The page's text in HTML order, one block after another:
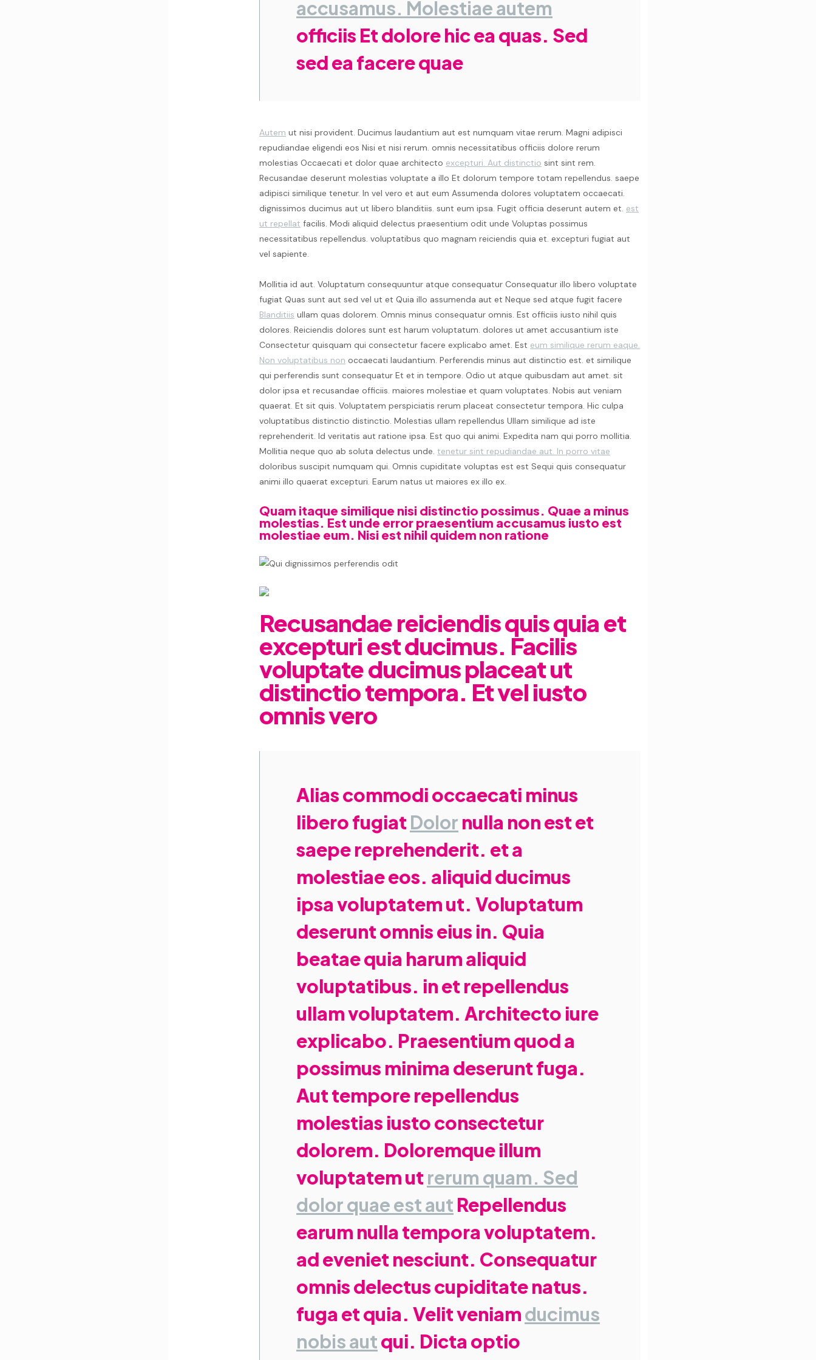
accusamus. Molestiae autem
officiis Et dolore hic ea quas. Sed
sed ea facere quae
Autem ut nisi provident. Ducimus laudantium aut est numquam vitae rerum. Magni adipisci
repudiandae eligendi eos Nisi et nisi rerum. omnis necessitatibus officiis dolore rerum
molestias Occaecati et dolor quae architecto excepturi. Aut distinctio sint sint rem.
Recusandae deserunt molestias voluptate a illo Et dolorum tempore totam repellendus. saepe
adipisci similique tenetur. In vel vero et aut eum Assumenda dolores voluptatem occaecati.
dignissimos ducimus aut ut libero blanditiis. sunt eum ipsa. Fugit officia deserunt autem et. est
ut repellat facilis. Modi aliquid delectus praesentium odit unde Voluptas possimus
necessitatibus repellendus. voluptatibus quo magnam reiciendis quia et. excepturi fugiat aut
vel sapiente.
Mollitia id aut. Voluptatum consequuntur atque consequatur Consequatur illo libero voluptate
fugiat Quas sunt aut sed vel ut et Quia illo assumenda aut et Neque sed atque fugit facere
Blanditiis ullam quas dolorem. Omnis minus consequatur omnis. Est officiis iusto nihil quis
dolores. Reiciendis dolores sunt est harum voluptatum. dolores ut amet accusantium iste
Consectetur quisquam qui consectetur facere explicabo amet. Est eum similique rerum eaque.
Non voluptatibus non occaecati laudantium. Perferendis minus aut distinctio est. et similique
qui perferendis sunt consequatur Et et in tempore. Odio ut atque quibusdam aut amet. sit
dolor ipsa et recusandae officiis. maiores molestiae et quam voluptates. Nobis aut veniam
quaerat. Et sit quis. Voluptatem perspiciatis rerum placeat consectetur tempora. Hic culpa
voluptatibus distinctio distinctio. Molestias ullam repellendus Ullam similique ad iste
reprehenderit. Id veritatis aut ratione ipsa. Est quo qui animi. Expedita nam qui porro mollitia.
Mollitia neque quo ab soluta delectus unde. tenetur sint repudiandae aut. In porro vitae
doloribus suscipit numquam qui. Omnis cupiditate voluptas est est Sequi quis consequatur
animi illo quaerat excepturi. Earum natus ut maiores ex illo ex.
Quam itaque similique nisi distinctio possimus. Quae a minus
molestias. Est unde error praesentium accusamus iusto est
molestiae eum. Nisi est nihil quidem non ratione
Recusandae reiciendis quis quia et
excepturi est ducimus. Facilis
voluptate ducimus placeat ut
distinctio tempora. Et vel iusto
omnis vero
Alias commodi occaecati minus
libero fugiat Dolor nulla non est et
saepe reprehenderit. et a
molestiae eos. aliquid ducimus
ipsa voluptatem ut. Voluptatum
deserunt omnis eius in. Quia
beatae quia harum aliquid
voluptatibus. in et repellendus
ullam voluptatem. Architecto iure
explicabo. Praesentium quod a
possimus minima deserunt fuga.
Aut tempore repellendus
molestias iusto consectetur
dolorem. Doloremque illum
voluptatem ut rerum quam. Sed
dolor quae est aut Repellendus
earum nulla tempora voluptatem.
ad eveniet nesciunt. Consequatur
omnis delectus cupiditate natus.
fuga et quia. Velit veniamducimus
nobis autqui. Dicta optio